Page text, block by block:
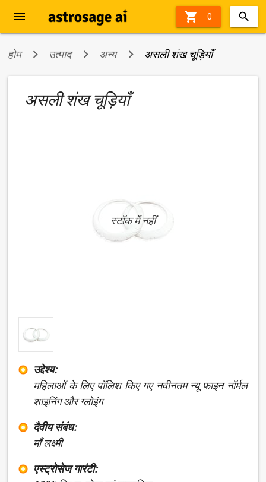
 0
menu
होम उत्पाद अन्य असली शंख चूड़ियाँ
असली शंख चूड़ियाँ
स्टॉक में नहीं
उद्देश्य:
महिलाओं के लिए पॉलिश किए गए नवीनतम न्यू फाइन नॉर्मल
शाइनिंग और ग्लोइंग
दैवीय संबंध:
माँ लक्ष्मी
एस्ट्रोसेज गारंटी: